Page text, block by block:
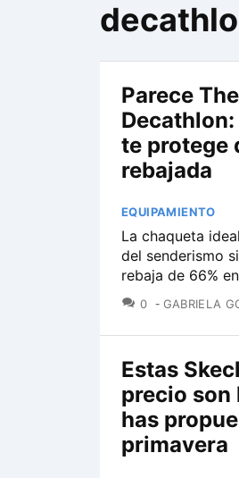
Parece
te protege
rebajada
EQUIPAMIENTO
La chaqueta
del senderismo
rebaja de 66%
0 COMENTARIOS
GABRIELA
Estas
precio son
has
primavera